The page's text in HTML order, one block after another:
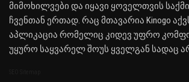
მიმოხილვები და იყავი ყოველთვის
ჩვენთან ერთად. რაც მთავარია Kinogo
აპლიკაცია რომელიც კიდევ უფრო
უყურო საყვარელ შოუს ყველგან სადაც